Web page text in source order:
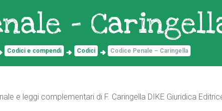
–
Codici e compendi Codici Codice Penale – Caringella
e leggi complementari di F. Caringella DIKE Giuridica